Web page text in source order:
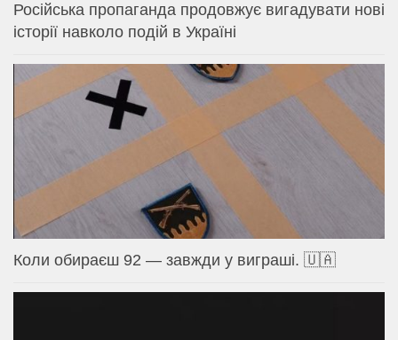
Російська пропаганда продовжує вигадувати нові
історії навколо подій в Україні
Коли обираєш 92 — завжди у виграші. 🇺🇦